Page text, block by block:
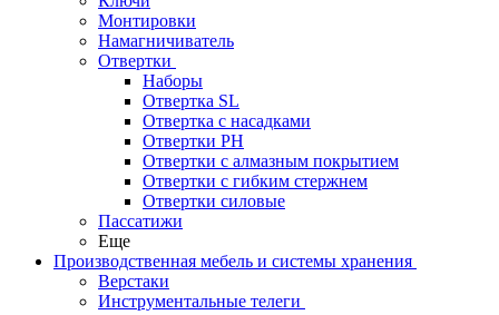
Монтировки
Намагничиватель
Отвертки
Наборы
Отвертка SL
Отвертка с насадками
Отвертки PH
Отвертки с алмазным покрытием
Отвертки с гибким стержнем
Отвертки силовые
Пассатижи
Еще
Производственная мебель и системы хранения
Верстаки
Инструментальные телеги